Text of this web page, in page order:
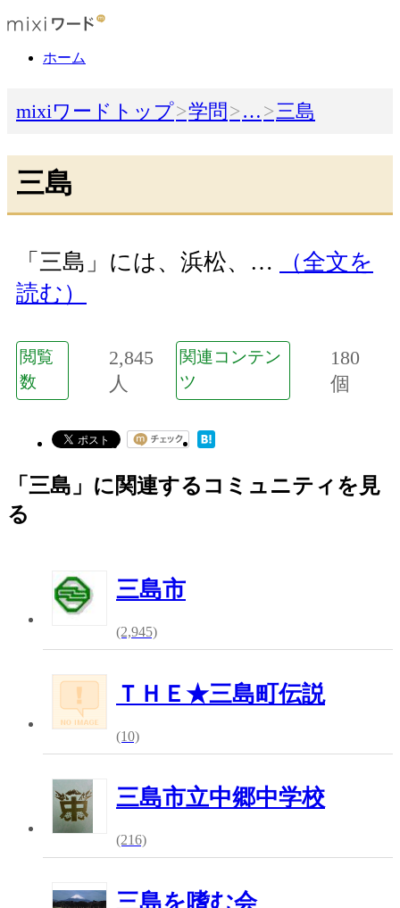
ホーム
mixiワードトップ 学問 … 三島
三島
「三島」には、浜松、…
（全文を
読む）
閲覧
数
2,845
人
関連コンテン
ツ
180
個
「三島」に関連するコミュニティを見
る
三島市
(2,945)
ＴＨＥ★三島町伝説
(10)
三島市立中郷中学校
(216)
三島を嗜む会